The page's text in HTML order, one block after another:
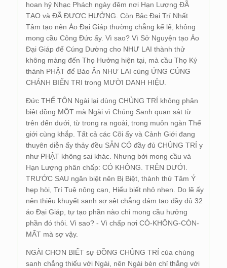
hoan hỷ Nhạc Phách ngày đêm nơi Hạn Lượng ĐÃ
TẠO và ĐÃ ĐƯỢC HƯỞNG. Còn Bậc Đại Trí Nhất
Tâm tạo nên Áo Đại Giáp thường chẳng kể lể, không
mong cầu Công Đức ấy. Vì sao? Vì Sở Nguyện tạo Áo
Đại Giáp để Cúng Dường cho NHƯ LAI thành thử
không màng đến Thọ Hưởng hiện tại, mà cầu Thọ Ký
thành PHẬT để Báo Ân NHƯ LAI cùng ỨNG CÚNG
CHÁNH BIẾN TRI trong MƯỜI DANH HIỆU.
Đức THẾ TÔN Ngài lại dùng CHỦNG TRÍ không phân
biệt đồng MỘT mà Ngài vì Chúng Sanh quan sát từ
trên đến dưới, từ trong ra ngoài, trong muôn ngàn Thế
giới cùng khắp. Tất cả các Cõi ấy và Cảnh Giới đang
thuyên diễn ấy thảy đều SẴN CÓ đầy đủ CHỦNG TRÍ y
như PHẬT không sai khác. Nhưng bởi mong cầu và
Hạn Lượng phân chấp: CÓ KHÔNG. TRÊN DƯỚI.
TRƯỚC SAU ngăn biệt nên Bị Biệt, thành thử Tâm Ý
hẹp hòi, Trí Tuệ nông cạn, Hiểu biết nhỏ nhen. Do lẽ ấy
nên thiếu khuyết sanh sợ sệt chẳng dám tạo đầy đủ 32
áo Đại Giáp, tự tạo phần nào chỉ mong cầu hưởng
phần đó thôi. Vì sao? - Vì chấp nơi CÓ-KHÔNG-CÒN-
MẤT mà sợ vậy.
NGÀI CHƠN BIẾT sự ĐỒNG CHỦNG TRÍ của chúng
sanh chẳng thiếu với Ngài, nên Ngài bèn chỉ thẳng với